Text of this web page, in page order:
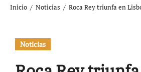
Inicio Noticias Roca Rey triunfa en
Noticias